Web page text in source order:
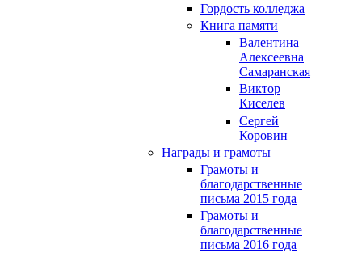
Гордость колледжа
Книга памяти
Валентина
Алексеевна
Самаранская
Виктор
Киселев
Сергей
Коровин
Награды и грамоты
Грамоты и
благодарственные
письма 2015 года
Грамоты и
благодарственные
письма 2016 года